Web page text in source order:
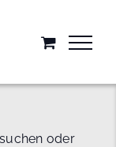
oder